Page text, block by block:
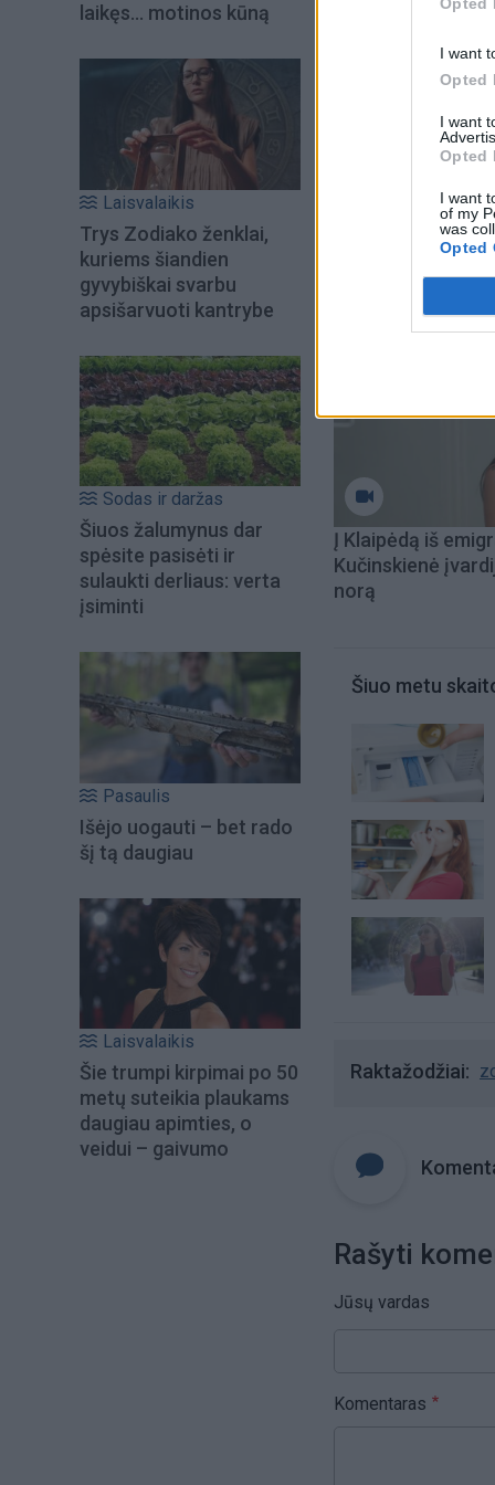
I want
Opted
I want
Opted
I want
of my
was
Opted
laikęs... motinos kūną
Laisvalaikis
Trys Zodiako ženklai,
kuriems šiandien
gyvybiškai svarbu
apsišarvuoti kantrybe
Sodas ir daržas
Šiuos žalumynus dar
spėsite pasisėti ir
sulaukti derliaus: verta
įsiminti
Pasaulis
Išėjo uogauti – bet rado
šį tą daugiau
Laisvalaikis
Šie trumpi kirpimai po 50
metų suteikia plaukams
daugiau apimties, o
veidui – gaivumo
tikisi stebuklų,
Finansiniai
šiek tiek daugiau
Į Klaipėdą iš
Kučinskienė
norą
Šiuo metu
Raktažodžiai
Rašyti
Jūsų vardas
Komentaras